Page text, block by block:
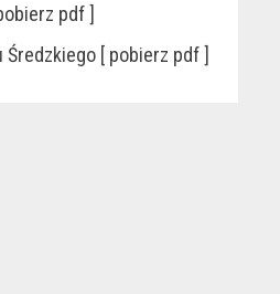
pdf ]
Średzkiego [ pobierz pdf ]